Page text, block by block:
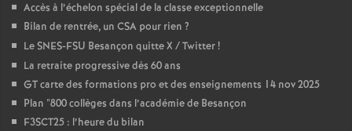
Accès à l’échelon spécial de la classe exceptionnelle
Bilan de rentrée, un CSA pour rien ?
Le SNES-FSU Besançon quitte X / Twitter!
La retraite progressive dès 60 ans
GT carte des formations pro et des enseignements 14 nov 2025
Plan "800 collèges dans l’académie de Besançon
F3SCT25 : l’heure du bilan